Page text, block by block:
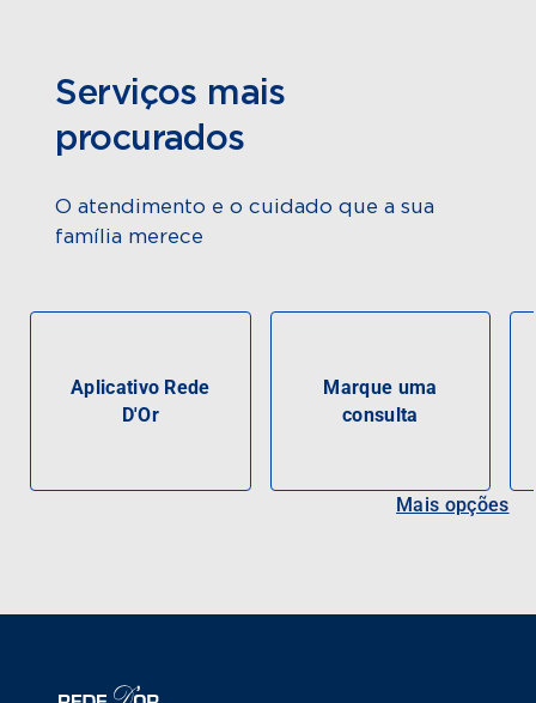
Serviços mais
procurados
O atendimento e o cuidado que a sua
família merece
Aplicativo Rede
D'Or
Marque uma
consulta
Mais opções